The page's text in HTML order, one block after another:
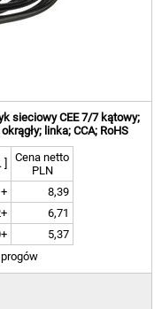
sieciowy CEE 7/7 kątowy;
linka; CCA; RoHS
Cena netto
PLN
8,39
6,71
5,37